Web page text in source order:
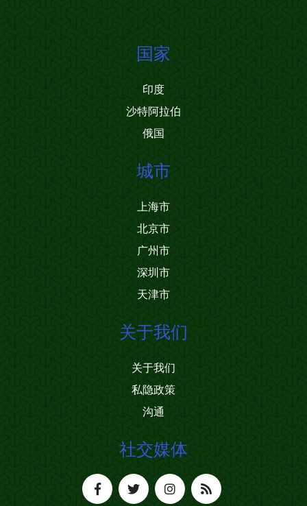
国家
印度
沙特阿拉伯
俄国
城市
上海市
北京市
广州市
深圳市
天津市
关于我们
关于我们
私隐政策
沟通
社交媒体